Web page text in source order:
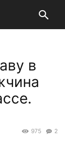
в
2
975